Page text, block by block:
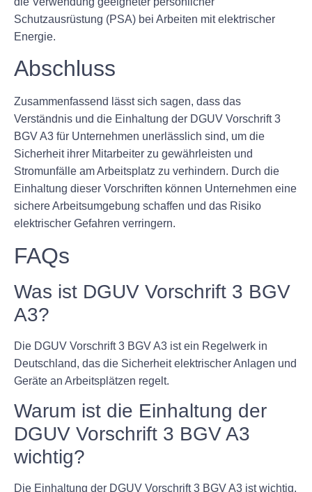
Schutzausrüstung (PSA) bei Arbeiten mit elektrischer
Energie.
Abschluss
Zusammenfassend lässt sich sagen, dass das
Verständnis und die Einhaltung der DGUV Vorschrift 3
BGV A3 für Unternehmen unerlässlich sind, um die
Sicherheit ihrer Mitarbeiter zu gewährleisten und
Stromunfälle am Arbeitsplatz zu verhindern. Durch die
Einhaltung dieser Vorschriften können Unternehmen eine
sichere Arbeitsumgebung schaffen und das Risiko
elektrischer Gefahren verringern.
FAQs
Was ist DGUV Vorschrift 3 BGV
A3?
Die DGUV Vorschrift 3 BGV A3 ist ein Regelwerk in
Deutschland, das die Sicherheit elektrischer Anlagen und
Geräte an Arbeitsplätzen regelt.
Warum ist die Einhaltung der
DGUV Vorschrift 3 BGV A3
wichtig?
Die Einhaltung der DGUV Vorschrift 3 BGV A3 ist wichtig,